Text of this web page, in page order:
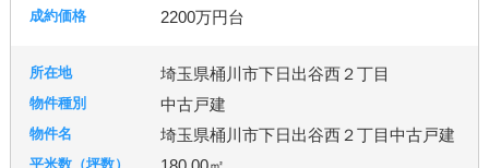
2200万円台
埼玉県桶川市下日出谷西２丁目
中古戸建
埼玉県桶川市下日出谷西２丁目中古戸建